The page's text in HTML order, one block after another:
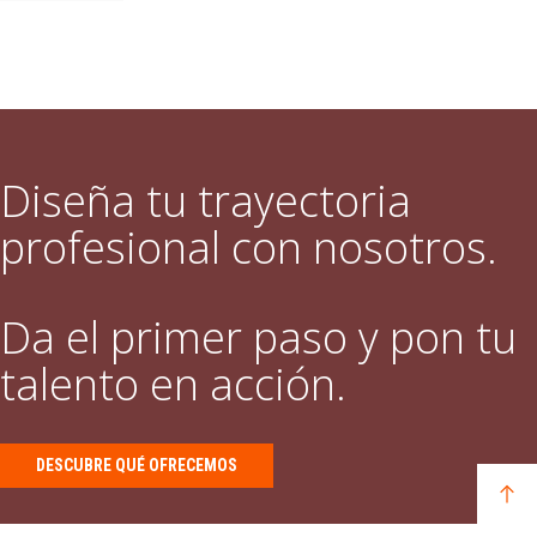
Diseña tu trayectoria
profesional con nosotros.
Da el primer paso y pon tu
talento en acción.
DESCUBRE QUÉ OFRECEMOS